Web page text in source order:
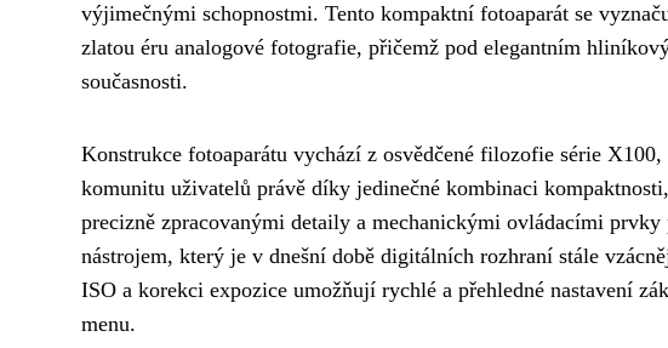
výjimečnými schopnostmi. Tento kompaktní fotoaparát se
zlatou éru analogové fotografie, přičemž pod elegantním
současnosti.
Konstrukce fotoaparátu vychází z osvědčené filozofie série
komunitu uživatelů právě díky jedinečné kombinaci
precizně zpracovanými detaily a mechanickými ovládacími
nástrojem, který je v dnešní době digitálních rozhraní stále
ISO a korekci expozice umožňují rychlé a přehledné nastavení
menu.